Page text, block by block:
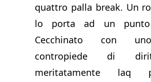
quattro palla break. Un
lo porta ad un
Cecchinato con
contropiede di
meritatamente laq